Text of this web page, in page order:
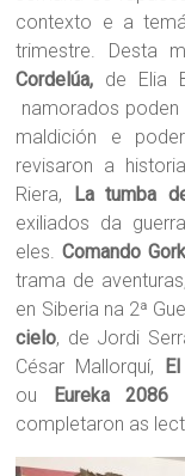
contexto e a
trimestre. Desta
Cordelúa, de Elia
namorados
maldición e
revisaron a
Riera, La tumba
exiliados da
eles.Comando
trama de
en Siberia na 2ª
cielo, de Jordi
César Mallorquí,
ou
Eureka 2086
completaron as